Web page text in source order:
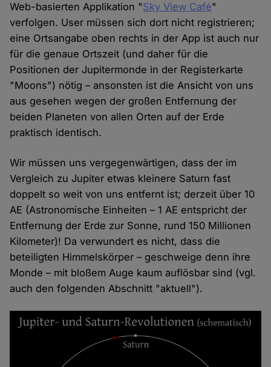
Web-basierten Applikation "Sky View Café"
verfolgen. User müssen sich dort nicht registrieren;
eine Ortsangabe oben rechts in der App ist auch nur
für die genaue Ortszeit (und daher für die
Positionen der Jupitermonde in der Registerkarte
"Moons") nötig – ansonsten ist die Ansicht von uns
aus gesehen wegen der großen Entfernung der
beiden Planeten von allen Orten auf der Erde
praktisch identisch.
Wir müssen uns vergegenwärtigen, dass der im
Vergleich zu Jupiter etwas kleinere Saturn fast
doppelt so weit von uns entfernt ist; derzeit über 10
AE (Astronomische Einheiten – 1 AE entspricht der
Entfernung der Erde zur Sonne, rund 150 Millionen
Kilometer)! Da verwundert es nicht, dass die
beteiligten Himmelskörper – geschweige denn ihre
Monde – mit bloßem Auge kaum auflösbar sind (vgl.
auch den folgenden Abschnitt "aktuell").